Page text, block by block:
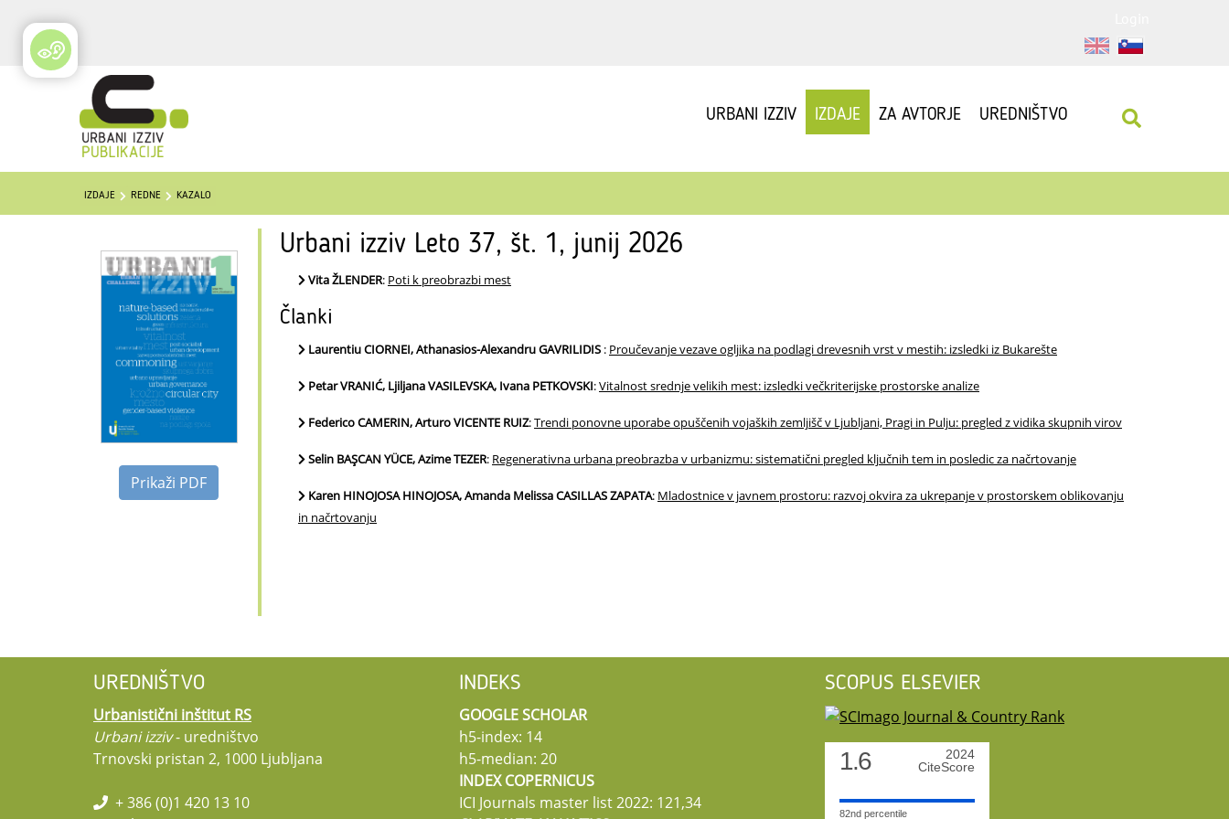
URBANI IZZIV IZDAJE ZA AVTORJE UREDNIŠTVO
IZDAJE REDNE KAZALO
Prikaži PDF
Urbani izziv Leto 37, št. 1, junij 2026
Vita ŽLENDER: Poti k preobrazbi mest
Članki
Laurentiu CIORNEI, Athanasios-Alexandru GAVRILIDIS : Proučevanje vezave ogljika na podlagi drevesnih vrst v mestih: izsledki iz Bukarešte
Petar VRANIĆ, Ljiljana VASILEVSKA, Ivana PETKOVSKI:Vitalnost srednje velikih mest: izsledki večkriterijske prostorske analize
Federico CAMERIN, Arturo VICENTE RUIZ:Trendi ponovne uporabe opuščenih vojaških zemljišč v Ljubljani, Pragi in Pulju: pregled z vidika skupnih virov
Selin BAŞCAN YÜCE, Azime TEZER: Regenerativna urbana preobrazba v urbanizmu: sistematični pregled ključnih tem in posledic za načrtovanje
Karen HINOJOSA HINOJOSA, Amanda Melissa CASILLAS ZAPATA: Mladostnice v javnem prostoru: razvoj okvira za ukrepanje v prostorskem oblikovanju
in načrtovanju
UREDNIŠTVO
Urbanistični inštitut RS
Urbani izziv- uredništvo
Trnovski pristan 2, 1000 Ljubljana
+ 386 (0)1 420 13 10
INDEKS
GOOGLE SCHOLAR
h5-index: 14
h5-median: 20
INDEX COPERNICUS
ICI Journals master list 2022: 121,34
SCOPUS ELSEVIER
1.6
2024
CiteScore
82nd percentile